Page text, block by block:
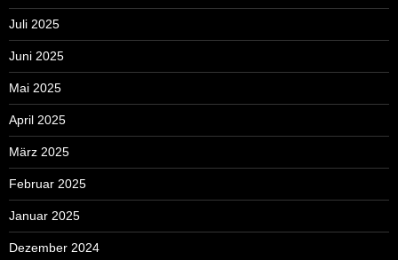
Juli 2025
Juni 2025
Mai 2025
April 2025
März 2025
Februar 2025
Januar 2025
Dezember 2024